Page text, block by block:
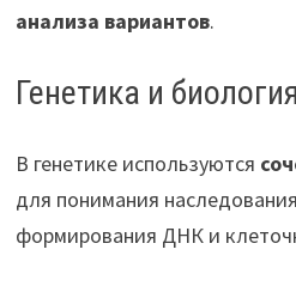
анализа вариантов.
Генетика и биология
В генетике используются
для понимания
формирования ДНК и